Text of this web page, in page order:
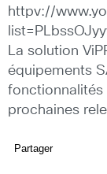
httpv://
La solution
équipements
fonctionnalités
prochaines
Partager